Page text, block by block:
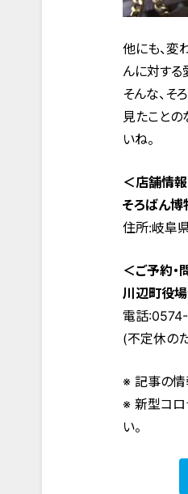
他にも、変
んに対する
そんな、そ
見たことの
いね。
＜店舗情
そろばん博
住所:岐阜
＜ご予約・
川辺町役
電話
(不定休の
※ 記事の情
※ 新型コロ
い。